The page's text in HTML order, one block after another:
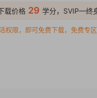
载价格 29 学分，SVIP—终
权限，即可免费下载，免费专